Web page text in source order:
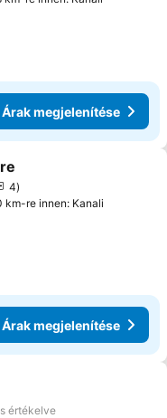
Árak megjelenítése
a kedvencekhez
4
km-re innen: Kanali
Árak megjelenítése
a kedvencekhez
értékelve